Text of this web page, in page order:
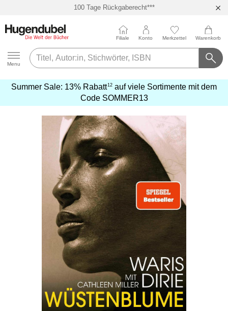
100 Tage Rückgaberecht***
Hugendubel
Menu
Filiale Konto Merkzettel Warenkorb
Summer Sale: 13% Rabatt12 auf viele Sortimente mit dem
Code SOMMER13
erfahren